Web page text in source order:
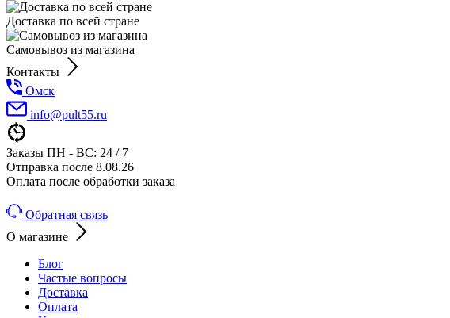
Доставка по всей стране
Самовывоз из магазина
Контакты
Омск
info@pult55.ru
Заказы ПН - ВС: 24 / 7
Отправка после 8.08.26
Оплата после обработки заказа
Обратная связь
О магазине
Блог
Частые вопросы
Доставка
Оплата